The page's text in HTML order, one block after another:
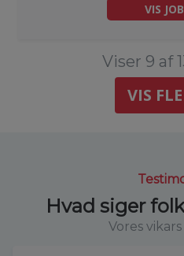
VIS JOB
Viser 9 af
VIS
Hvad siger
Vores